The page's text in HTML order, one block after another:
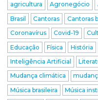
agricultura Agronegócio
Brasil
Cantoras Cantoras
Coronavírus
Covid-19
Educação
Física História
Inteligência Artificial
Mudança climática
Música brasileira
Música